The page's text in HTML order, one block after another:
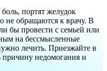
портят желудок
не обращаются к врачу. В
бы провести с семьей или
на бессмысленные
лечить. Приезжайте в
недомогания и